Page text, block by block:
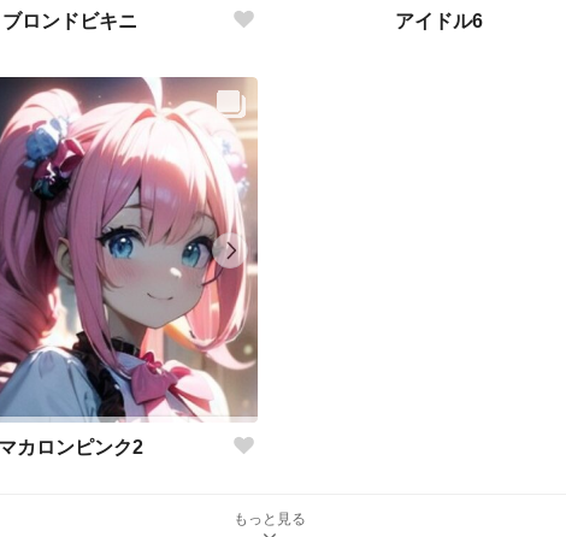
ブロンドビキニ アイドル6
カロンピンク2
もっと見る